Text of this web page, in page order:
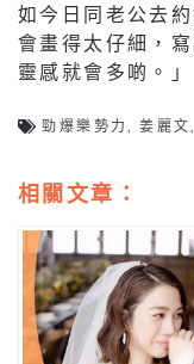
如今日同老公去
會畫得太仔細，
靈感就會多啲。」
勁爆樂勢力 ,姜麗文
相關文章：